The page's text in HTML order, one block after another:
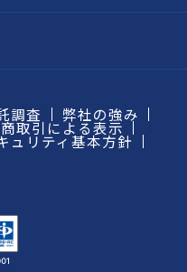
調査 弊社の強み
取引による表示
ュリティ基本方針